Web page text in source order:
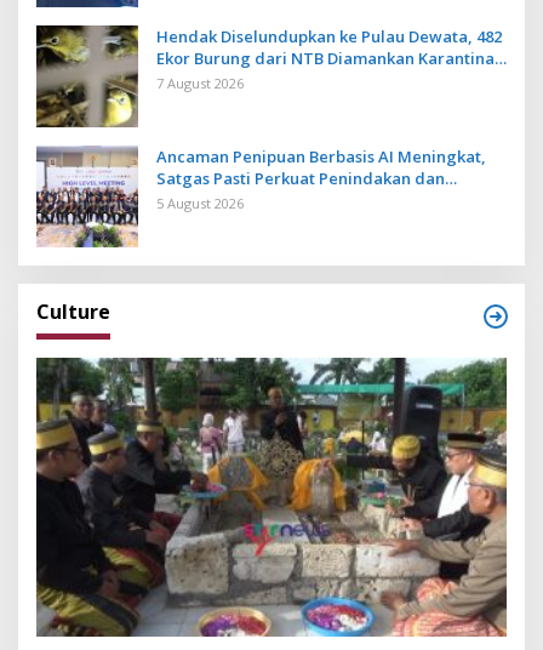
Hendak Diselundupkan ke Pulau Dewata, 482
Ekor Burung dari NTB Diamankan Karantina
Bali
7 August 2026
Ancaman Penipuan Berbasis AI Meningkat,
Satgas Pasti Perkuat Penindakan dan
Pengembangan Aplikasi Anti Penipuan
5 August 2026
Culture